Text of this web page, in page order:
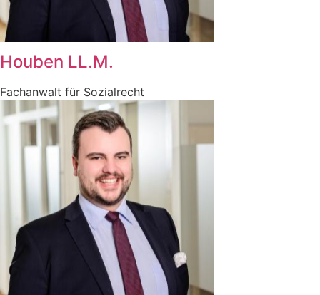
Houben LL.M.
Fachanwalt für Sozialrecht